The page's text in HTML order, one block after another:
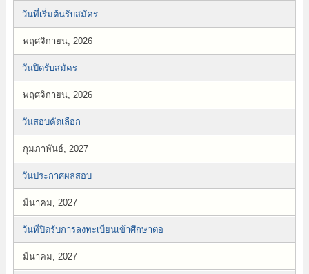
วันที่เริ่มต้นรับสมัคร
พฤศจิกายน, 2026
วันปิดรับสมัคร
พฤศจิกายน, 2026
วันสอบคัดเลือก
กุมภาพันธ์, 2027
วันประกาศผลสอบ
มีนาคม, 2027
วันที่ปิดรับการลงทะเบียนเข้าศึกษาต่อ
มีนาคม, 2027